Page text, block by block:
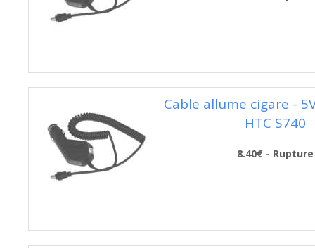
Cable allume cigare -
HTC S740
8.40€ - Rupture